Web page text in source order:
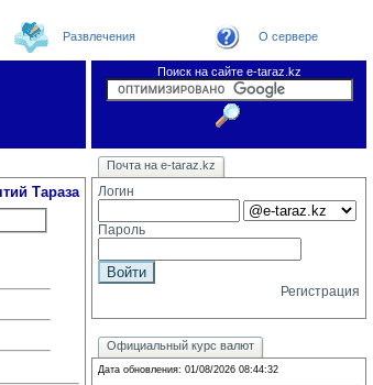
Развлечения О сервере
Поиск на сайте e-taraz.kz
Новости Погода в Таразе
Телефоный справочник
Видеоконференция
Новости e-taraz Замечания и предложения
Тараза
Почта на e-taraz.kz
Логин
Пароль
Регистрация
Официальный курс валют
Дата обновления: 01/08/2026 08:44:32